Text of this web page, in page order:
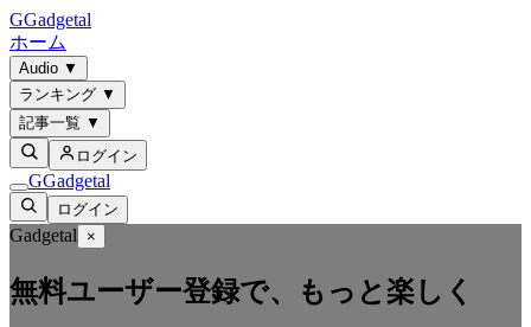
GGadgetal
ホーム
Audio ▼
ランキング ▼
記事一覧 ▼
ログイン
GGadgetal
ログイン
Gadgetal ×
無料ユーザー登録で、もっと楽しく